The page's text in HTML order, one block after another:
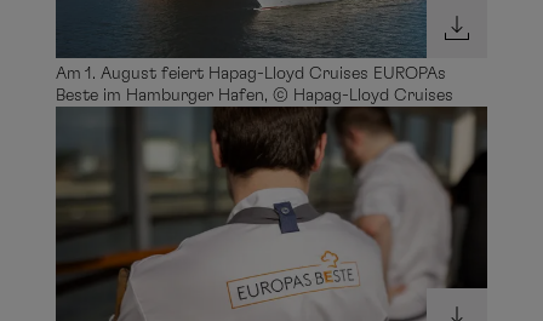
Am 1. August feiert Hapag-Lloyd Cruises EUROPAs
Beste im Hamburger Hafen, © Hapag-Lloyd Cruises